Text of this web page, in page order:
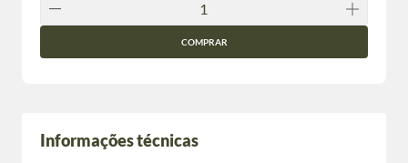
COMPRAR
Informações técnicas